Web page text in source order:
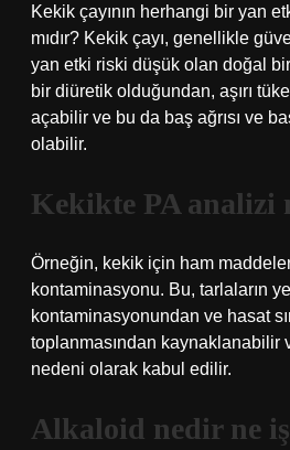
Kekik çayının herhangi bir yan
mıdır? Kekik çayı, genellikle
yan etki riski düşük olan doğal bir
bir diüretik olduğundan, aşırı
açabilir ve bu da baş ağrısı ve
olabilir.
Kekikte PA analizi
Örneğin, kekik için ham
kontaminasyonu. Bu, tarlaların
kontaminasyonundan ve hasat
toplanmasından kaynaklanabilir
nedeni olarak kabul edilir.
Alkaloid nedir ne